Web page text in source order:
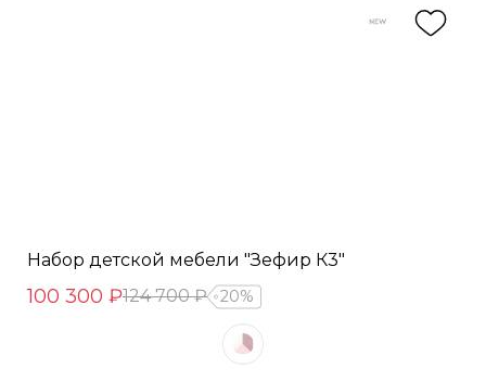
Набор детской мебели "Зефир К3"
100 300 ₽124 700 ₽ 20%